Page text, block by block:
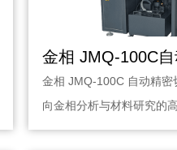
金相 JMQ-100C 自动精密
向金相分析与材料研究的
采用自···